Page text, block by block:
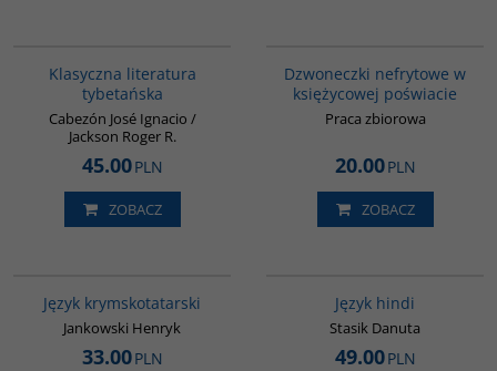
Klasyczna literatura
tybetańska
Cabezón José Ignacio /
Jackson Roger R.
45.00PLN
ZOBACZ
Dzwoneczki nefrytowe w
księżycowej poświacie
Praca zbiorowa
20.00PLN
ZOBACZ
Język krymskotatarski
Jankowski Henryk
33.00PLN
Język hindi
Stasik Danuta
49.00PLN